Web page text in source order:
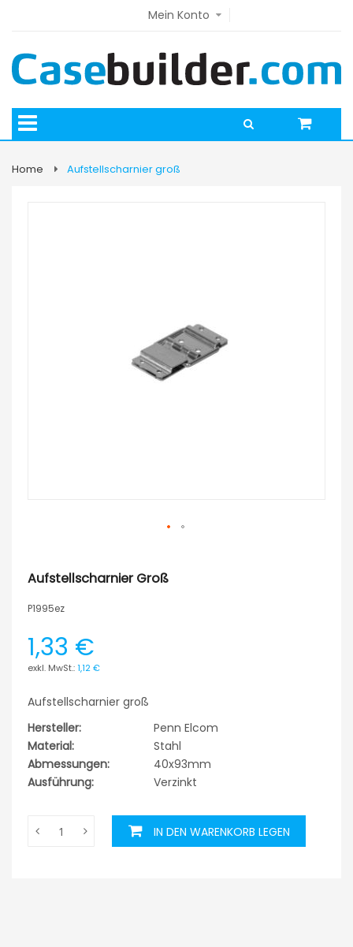
Mein Konto
Home Aufstellscharnier groß
Aufstellscharnier Groß
P1995ez
1,33 €
1,12 €
Aufstellscharnier groß
Hersteller:
Penn Elcom
Material:
Stahl
Abmessungen:
40x93mm
Ausführung:
Verzinkt
IN DEN WARENKORB LEGEN